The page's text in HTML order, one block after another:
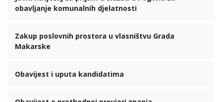
obavljanje komunalnih djelatnosti
Zakup poslovnih prostora u vlasništvu Grada
Makarske
Obavijest i uputa kandidatima